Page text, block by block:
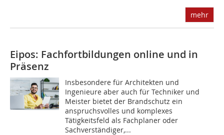
mehr
Eipos: Fachfortbildungen online und in
Präsenz
Insbesondere für Architekten und
Ingenieure aber auch für Techniker und
Meister bietet der Brandschutz ein
anspruchsvolles und komplexes
Tätigkeitsfeld als Fachplaner oder
Sachverständiger,...